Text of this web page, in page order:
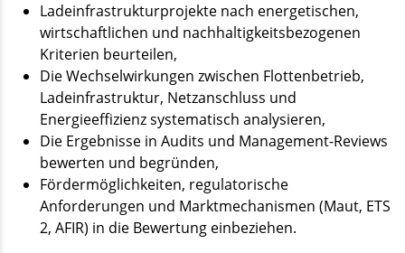
Ladeinfrastrukturprojekte nach energetischen,
wirtschaftlichen und nachhaltigkeitsbezogenen
Kriterien beurteilen,
Die Wechselwirkungen zwischen Flottenbetrieb,
Ladeinfrastruktur, Netzanschluss und
Energieeffizienz systematisch analysieren,
Die Ergebnisse in Audits und Management-Reviews
bewerten und begründen,
Fördermöglichkeiten, regulatorische
Anforderungen und Marktmechanismen (Maut, ETS
2, AFIR) in die Bewertung einbeziehen.